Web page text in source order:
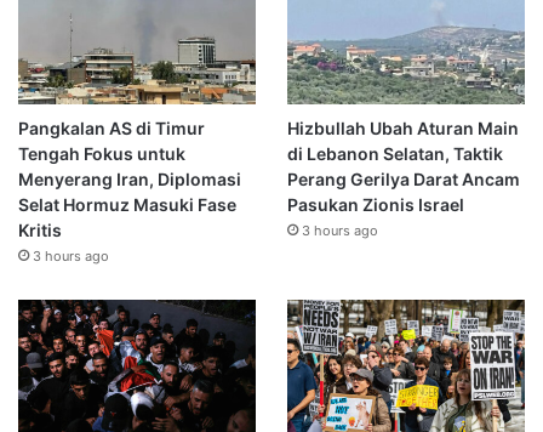
Pangkalan AS di Timur
Tengah Fokus untuk
Menyerang Iran, Diplomasi
Selat Hormuz Masuki Fase
Kritis
3 hours ago
Hizbullah Ubah Aturan Main
di Lebanon Selatan, Taktik
Perang Gerilya Darat Ancam
Pasukan Zionis Israel
3 hours ago